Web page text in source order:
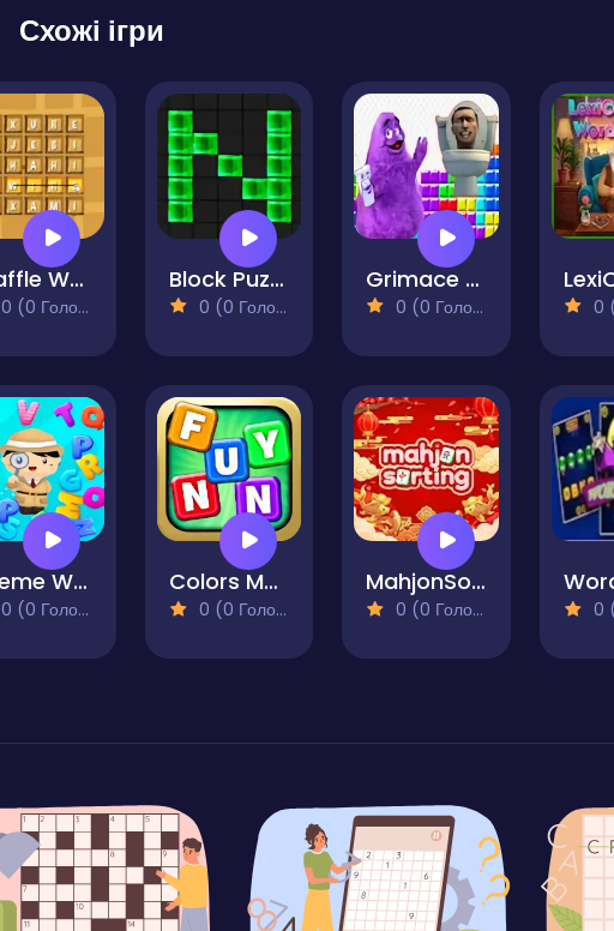
Схожі ігри
Waffle Words
0 (0 Голосів)
Block Puzzle Chuzzle Classic
0 (0 Голосів)
Grimace Shake & Skibidi Tetris
0 (0 Голосів) 0
Theme Words
0 (0 Голосів)
Colors Mumble
0 (0 Голосів)
MahjonSorting
0 (0 Голосів) 0